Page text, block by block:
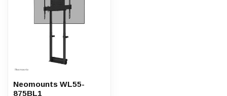
Neomounts WL55-
875BL1